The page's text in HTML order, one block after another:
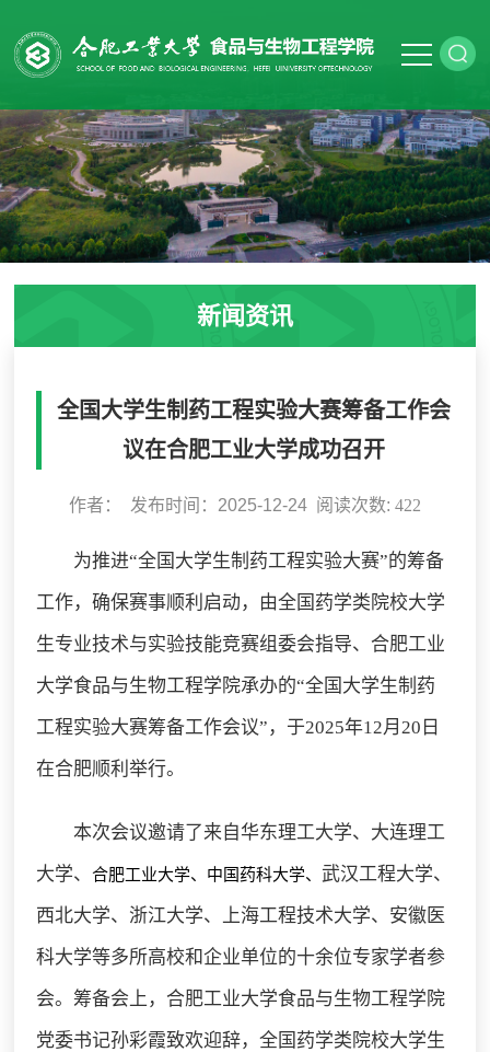
新闻资讯
全国大学生制药工程实验大赛筹备工作会
议在合肥工业大学成功召开
作者： 发布时间：2025-12-24 阅读次数: 422
为推进“全国大学生制药工程实验大赛”的筹备
工作，确保赛事顺利启动，由全国药学类院校大学
生专业技术与实验技能竞赛组委会指导、合肥工业
大学食品与生物工程学院承办的“全国大学生制药
工程实验大赛筹备工作会议”，于2025年12月20日
在合肥顺利举行。
本次会议邀请了来自华东理工大学、大连理工
大学、合肥工业大学、中国药科大学、 武汉工程大学、
西北大学、浙江大学、上海工程技术大学、安徽医
科大学等多所高校和企业单位的十余位专家学者参
会。筹备会上，合肥工业大学食品与生物工程学院
党委书记孙彩霞致欢迎辞，全国药学类院校大学生